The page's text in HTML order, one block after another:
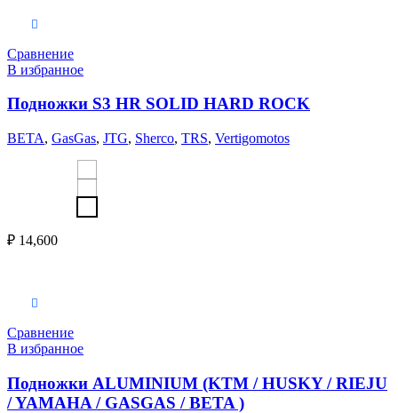
Сравнение
В избранное
Подножки S3 HR SOLID HARD ROCK
BETA, GasGas, JTG, Sherco, TRS, Vertigomotos
₽ 14,600
Сравнение
В избранное
Подножки ALUMINIUM (KTM / HUSKY / RIEJU
/ YAMAHA / GASGAS / BETA )